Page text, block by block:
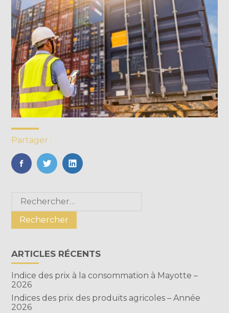
Partager :
FaceBook
TwitterLinkedIn
Blog
sidebar
Rechercher :
ARTICLES RÉCENTS
Indice des prix à la consommation à Mayotte –
2026
Indices des prix des produits agricoles – Année
2026